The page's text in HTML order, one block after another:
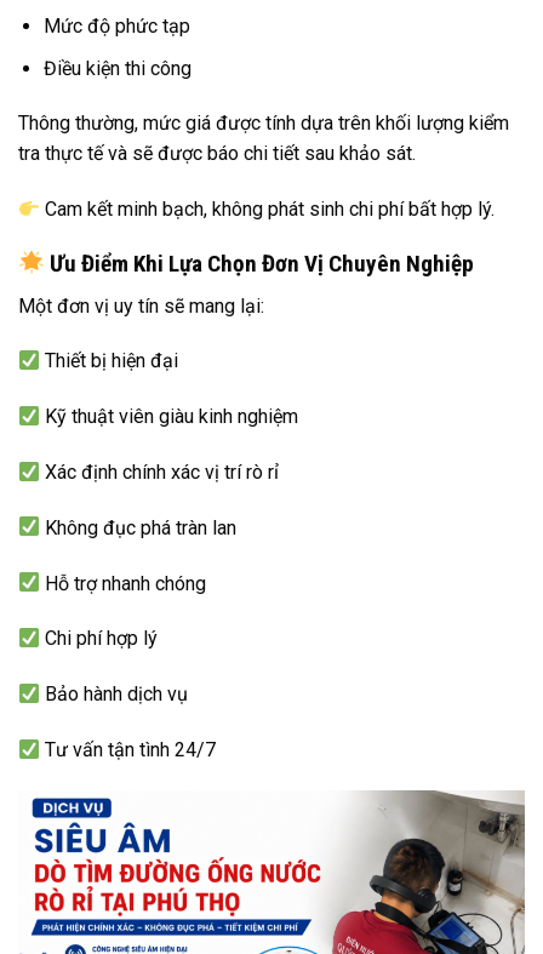
Mức độ phức tạp
Điều kiện thi công
Thông thường, mức giá được tính dựa trên khối lượng kiểm
tra thực tế và sẽ được báo chi tiết sau khảo sát.
Cam kết minh bạch, không phát sinh chi phí bất hợp lý.
Ưu Điểm Khi Lựa Chọn Đơn Vị Chuyên Nghiệp
Một đơn vị uy tín sẽ mang lại:
Thiết bị hiện đại
Kỹ thuật viên giàu kinh nghiệm
Xác định chính xác vị trí rò rỉ
Không đục phá tràn lan
Hỗ trợ nhanh chóng
Chi phí hợp lý
Bảo hành dịch vụ
Tư vấn tận tình 24/7